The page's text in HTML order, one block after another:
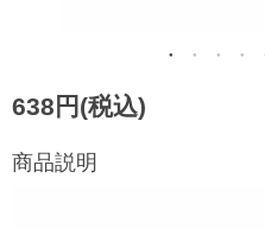
638円(税込)
商品説明